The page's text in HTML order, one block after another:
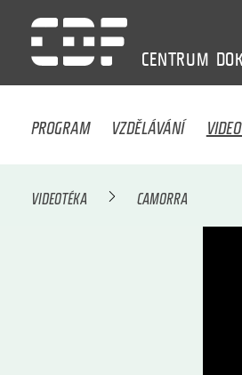
CENTRUM
PROGRAM VZDĚLÁVÁNÍ
VIDEOTÉKA CAMORRA